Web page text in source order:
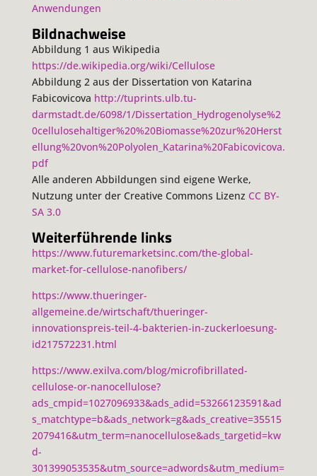
Anwendungen
Bildnachweise
Abbildung 1 aus Wikipedia
https://de.wikipedia.org/wiki/Cellulose
Abbildung 2 aus der Dissertation von Katarina
Fabicovicova http://tuprints.ulb.tu-
darmstadt.de/6098/1/Dissertation_Hydrogenolyse%2
0cellulosehaltiger%20%20Biomasse%20zur%20Herst
ellung%20von%20Polyolen_Katarina%20Fabicovicova.
pdf
Alle anderen Abbildungen sind eigene Werke,
Nutzung unter der Creative Commons Lizenz CC BY-
SA 3.0
Weiterführende links
https://www.futuremarketsinc.com/the-global-
market-for-cellulose-nanofibers/
https://www.thueringer-
allgemeine.de/wirtschaft/thueringer-
innovationspreis-teil-4-bakterien-in-zuckerloesung-
id217572231.html
https://www.exilva.com/blog/microfibrillated-
cellulose-or-nanocellulose?
ads_cmpid=1027096933&ads_adid=53266123591&ad
s_matchtype=b&ads_network=g&ads_creative=35515
2079416&utm_term=nanocellulose&ads_targetid=kw
d-
301399053535&utm_source=adwords&utm_medium=